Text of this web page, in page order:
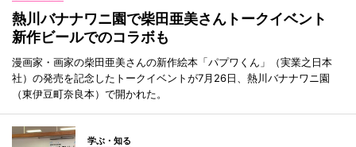
熱川バナナワニ園で柴田亜美さんトークイベント
新作ビールでのコラボも
漫画家・画家の柴田亜美さんの新作絵本「パプワくん」（実業之日本
社）の発売を記念したトークイベントが7月26日、熱川バナナワニ園
（東伊豆町奈良本）で開かれた。
学ぶ・知る